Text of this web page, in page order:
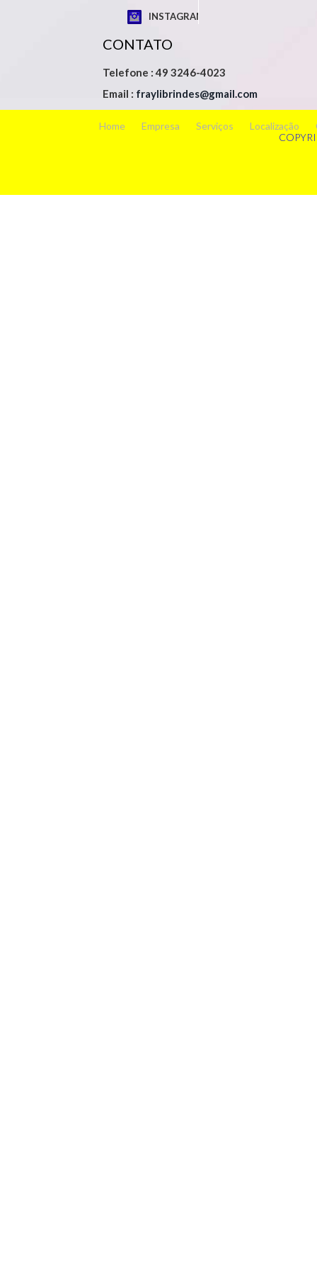
INSTAGRAM
CONTATO
Telefone : 49 3246-4023
Email : fraylibrindes@gmail.com
Home Empresa Serviços Localização